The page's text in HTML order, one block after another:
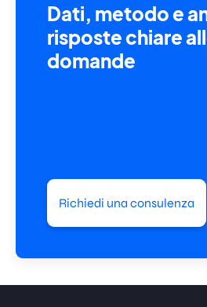
Dati, metodo e
risposte chiare
domande
Richiedi una consulenza